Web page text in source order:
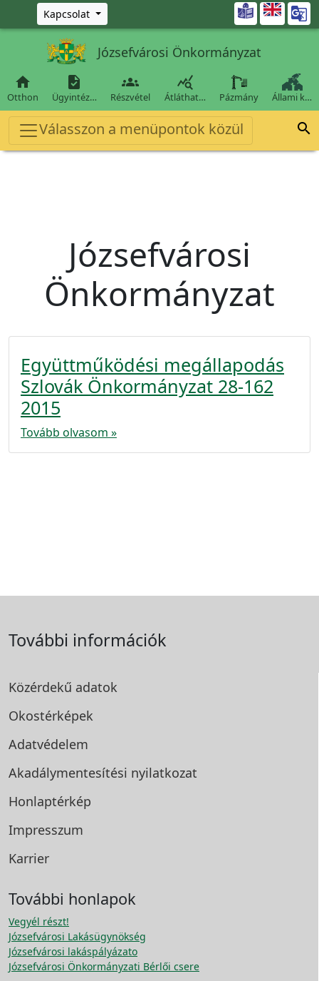
Ugrás a fő tartalomra
Kapcsolat 
Józsefvárosi Önkormányzat

Otthon

Ügyintéz…

Részvétel

Átláthat… Pázmány Állami k…
Válasszon a menüpontok közül 
Józsefvárosi
Önkormányzat
Együttműködési megállapodás
Szlovák Önkormányzat 28-162
2015
Tovább olvasom »
További információk
Közérdekű adatok
Okostérképek
Adatvédelem
Akadálymentesítési nyilatkozat
Honlaptérkép
Impresszum
Karrier
További honlapok
Vegyél részt!
Józsefvárosi Lakásügynökség
Józsefvárosi lakáspályázato
Józsefvárosi Önkormányzati Bérlői csere